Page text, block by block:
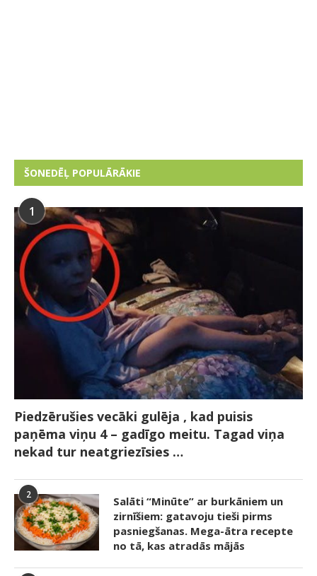
ŠONEDĒĻ POPULĀRĀKIE
1
Piedzērušies vecāki gulēja , kad puisis
paņēma viņu 4 – gadīgo meitu. Tagad viņa
nekad tur neatgriezīsies …
2
Salāti “Minūte” ar burkāniem un
zirnīšiem: gatavoju tieši pirms
pasniegšanas. Mega-ātra recepte
no tā, kas atradās mājās